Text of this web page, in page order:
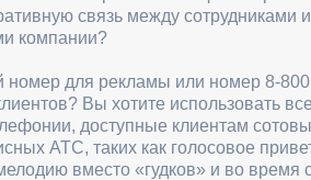
связь между сотрудниками
компании?
номер для рекламы или номер 8-
Вы хотите использовать
доступные клиентам
АТС, таких как голосовое
вместо «гудков» и во время